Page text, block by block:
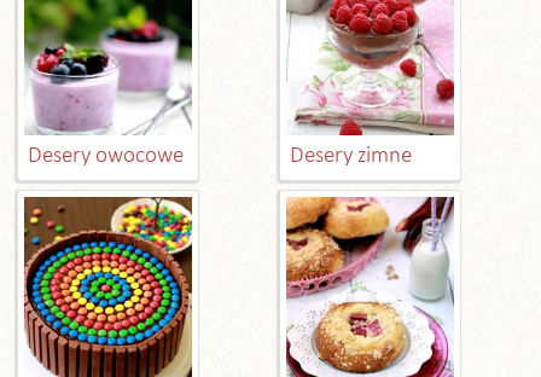
Desery owocowe Desery zimne